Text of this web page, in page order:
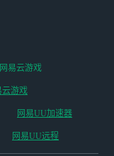
网易云游戏
云游戏
网易UU加速器
网易UU远程